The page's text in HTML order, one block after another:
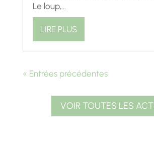
Le loup,...
LIRE PLUS
« Entrées précédentes
VOIR TOUTES LES